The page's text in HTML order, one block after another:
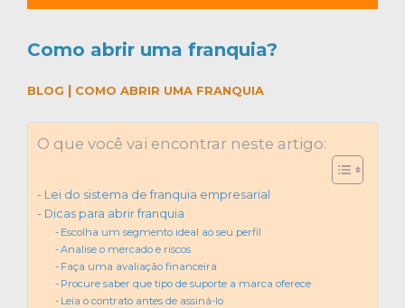
Como abrir uma franquia?
BLOG | COMO ABRIR UMA FRANQUIA
O que você vai encontrar neste artigo:
Lei do sistema de franquia empresarial
Dicas para abrir franquia
Escolha um segmento ideal ao seu perfil
Analise o mercado e riscos
Faça uma avaliação financeira
Procure saber que tipo de suporte a marca oferece
Leia o contrato antes de assiná-lo